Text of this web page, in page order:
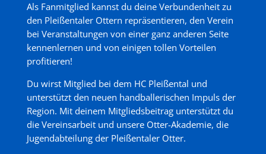
Als Fanmitglied kannst du deine Verbundenheit zu
den Pleißentaler Ottern repräsentieren, den Verein
bei Veranstaltungen von einer ganz anderen Seite
kennenlernen und von einigen tollen Vorteilen
profitieren!
Du wirst Mitglied bei dem HC Pleißental und
unterstützt den neuen handballerischen Impuls der
Region. Mit deinem Mitgliedsbeitrag unterstützt du
die Vereinsarbeit und unsere Otter-Akademie, die
Jugendabteilung der Pleißentaler Otter.